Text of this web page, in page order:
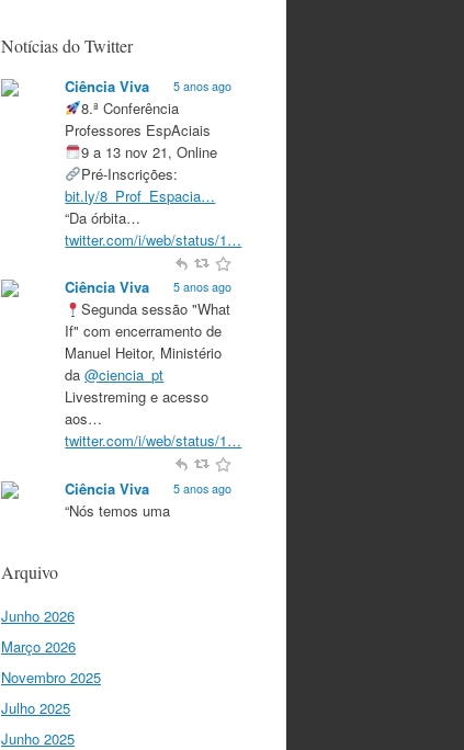
Notícias do Twitter
Ciência Viva 5 anos ago
8.ª Conferência
Professores EspAciais
9 a 13 nov 21, Online
Pré-Inscrições:
bit.ly/8_Prof_Espacia…
“Da órbita…
twitter.com/i/web/status/1…
Ciência Viva 5 anos ago
Segunda sessão "What
If" com encerramento de
Manuel Heitor, Ministério
da@ciencia_pt
Livestreming e acesso
aos…
twitter.com/i/web/status/1…
Ciência Viva 5 anos ago
“Nós temos uma
conseguimos criar…
twitter.com/i/web/status/1…
Ciência Viva
“O que nos distingue de
outros locais é a nossa
Arquivo
Junho 2026
Março 2026
Novembro 2025
Julho 2025
Junho 2025